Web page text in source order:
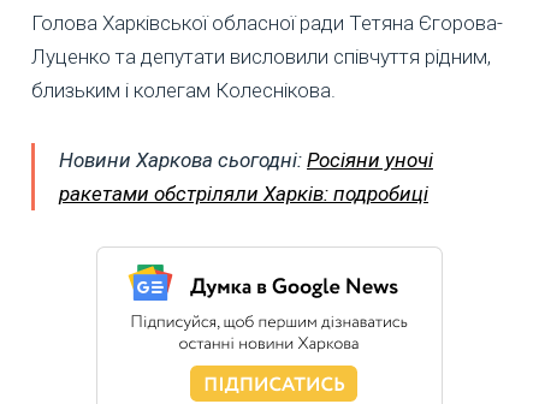
Голова Харківської обласної ради Тетяна Єгорова-
Луценко та депутати висловили співчуття рідним,
близьким і колегам Колеснікова.
Новини Харкова сьогодні: Росіяни уночі
ракетами обстріляли Харків: подробиці